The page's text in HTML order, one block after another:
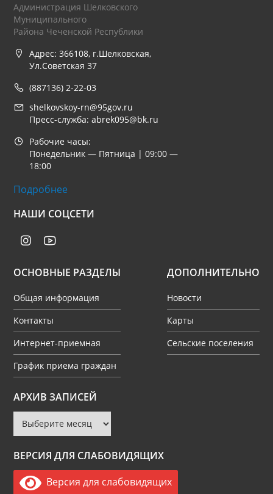
Администрация Шелковского
Муниципального
Района Чеченской Республики
Адрес: 366108, г.Шелковская,
Ул.Советская 37
(887136) 2-22-03
shelkovskoy-rn@95gov.ru
Пресс-служба: abrek095@bk.ru
Рабочие часы:
Понедельник — Пятница | 09:00 —
18:00
Подробнее
НАШИ СОЦСЕТИ
ОСНОВНЫЕ РАЗДЕЛЫ
Общая информация
Контакты
Интернет-приемная
График приема граждан
ДОПОЛНИТЕЛЬНО
Новости
Карты
Сельские поселения
АРХИВ ЗАПИСЕЙ
Архив
записей
ВЕРСИЯ ДЛЯ СЛАБОВИДЯЩИХ
Версия для слабовидящих